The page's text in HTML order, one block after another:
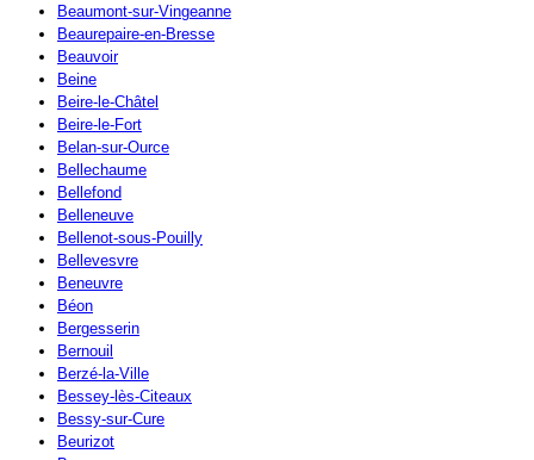
Beaumont-sur-Vingeanne
Beaurepaire-en-Bresse
Beauvoir
Beine
Beire-le-Châtel
Beire-le-Fort
Belan-sur-Ource
Bellechaume
Bellefond
Belleneuve
Bellenot-sous-Pouilly
Bellevesvre
Beneuvre
Béon
Bergesserin
Bernouil
Berzé-la-Ville
Bessey-lès-Citeaux
Bessy-sur-Cure
Beurizot